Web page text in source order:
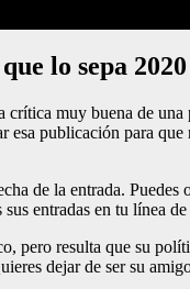
lo sepa 2020
muy buena de
publicación para
de la entrada.
entradas en tu línea
pero resulta que su
dejar de ser su